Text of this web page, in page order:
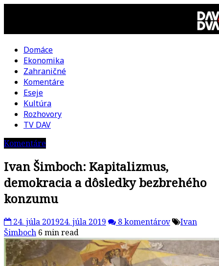
DAV
DVA
kultúrno-
politická
revue
Domáce
Ekonomika
Zahraničné
Komentáre
Eseje
Kultúra
Rozhovory
TV DAV
Komentáre
Ivan Šimboch: Kapitalizmus,
demokracia a dôsledky bezbrehého
konzumu
24. júla 201924. júla 2019 8 komentárov
Ivan
Šimboch 6 min read